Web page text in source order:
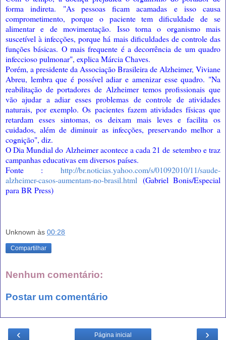
forma indireta. "As pessoas ficam acamadas e isso causa
comprometimento, porque o paciente tem dificuldade de se
alimentar e de movimentação. Isso torna o organismo mais
suscetível à infecções, porque há mais dificuldades de controle das
funções básicas. O mais frequente é a decorrência de um quadro
infeccioso pulmonar", explica Márcia Chaves.
Porém, a presidente da Associação Brasileira de Alzheimer, Viviane
Abreu, lembra que é possível adiar e amenizar esse quadro. "Na
reabilitação de portadores de Alzheimer temos profissionais que
vão ajudar a adiar esses problemas de controle de atividades
naturais, por exemplo. Os pacientes fazem atividades físicas que
retardam esses sintomas, os deixam mais leves e facilita os
cuidados, além de diminuir as infecções, preservando melhor a
cognição", diz.
O Dia Mundial do Alzheimer acontece a cada 21 de setembro e traz
campanhas educativas em diversos países.
Fonte : http://br.noticias.yahoo.com/s/01092010/11/saude-
alzheimer-casos-aumentam-no-brasil.html (Gabriel Bonis/Especial
para BR Press)
Unknown às 00:28
Compartilhar
Nenhum comentário:
Postar um comentário
‹ ›
Página inicial